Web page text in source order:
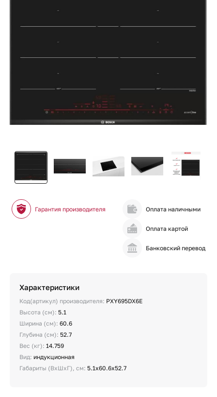
Гарантия производителя Оплата наличными
Оплата картой
Банковский перевод
Характеристики
Код(артикул) производителя: PXY695DX6E
Высота (см): 5.1
Ширина (см): 60.6
Глубина (см): 52.7
Вес (кг): 14.759
Вид: индукционная
Габариты (ВхШхГ), см: 5.1х60.6х52.7